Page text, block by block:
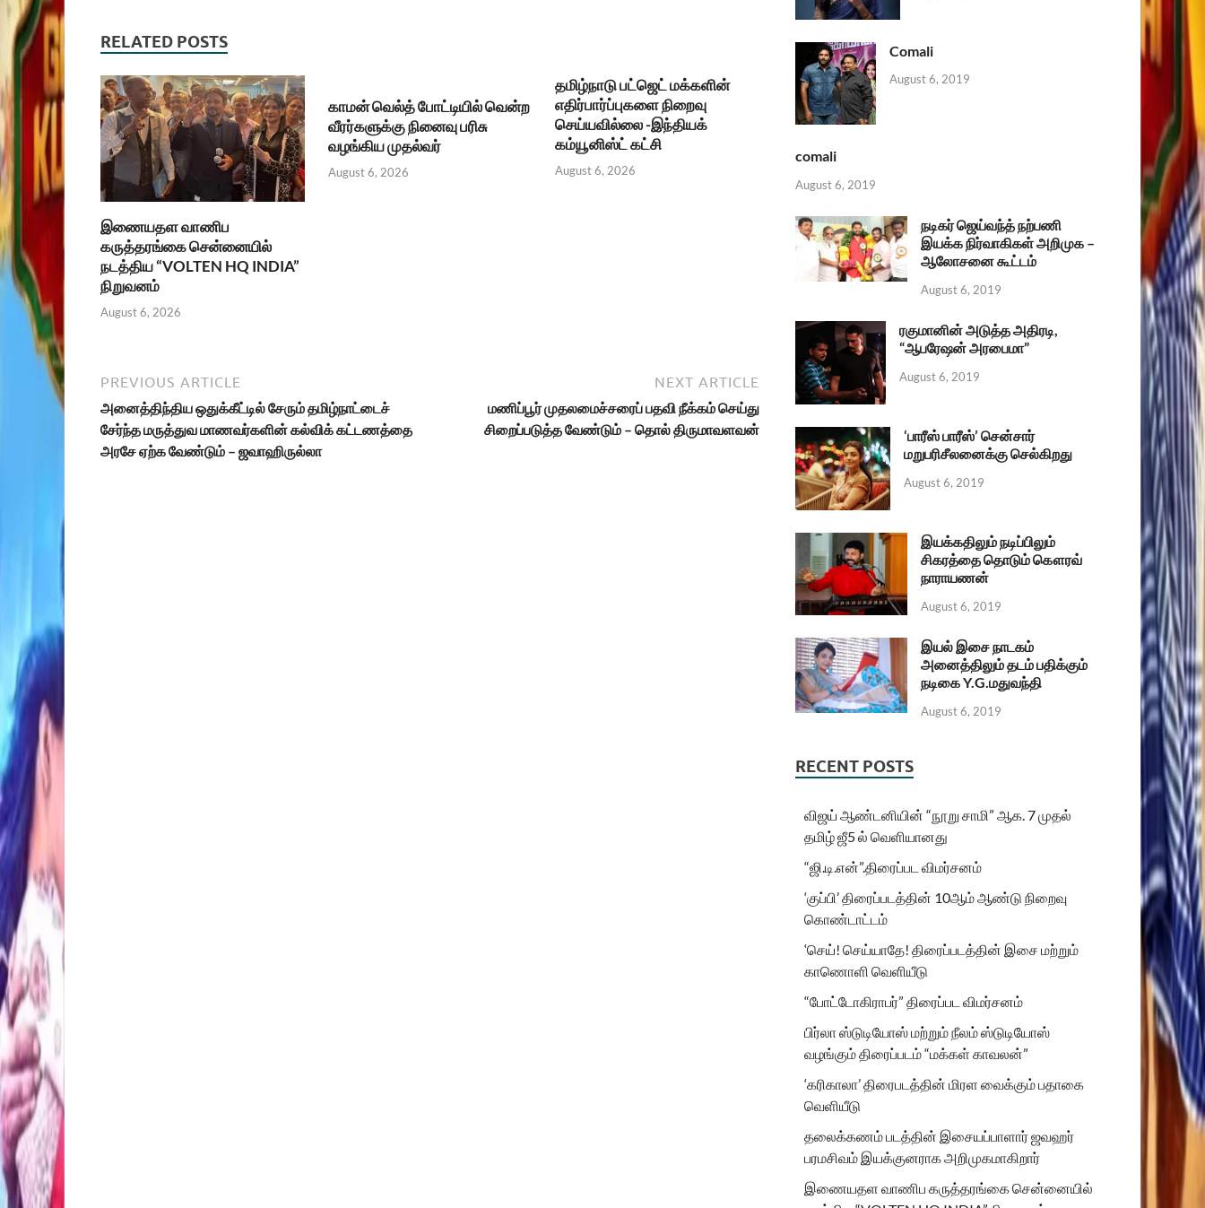
RELATED POSTS
இணையதள வாணிப
கருத்தரங்கை சென்னையில்
நடத்திய “VOLTEN HQ INDIA”
நிறுவனம்
August 6, 2026
காமன் வெல்த் போட்டியில் வென்ற
வீரர்களுக்கு நினைவு பரிசு
வழங்கிய முதல்வர்
August 6, 2026
தமிழ்நாடு பட்ஜெட் மக்களின்
எதிர்பார்ப்புகளை நிறைவு
செய்யவில்லை -இந்தியக்
கம்யூனிஸ்ட் கட்சி
August 6, 2026
PREVIOUS ARTICLE
அனைத்திந்திய ஒதுக்கீட்டில் சேரும் தமிழ்நாட்டைச்
சேர்ந்த மருத்துவ மாணவர்களின் கல்விக் கட்டணத்தை
அரசே ஏற்க வேண்டும் – ஜவாஹிருல்லா
NEXT ARTICLE
மணிப்பூர் முதலமைச்சரைப் பதவி நீக்கம் செய்து
சிறைப்படுத்த வேண்டும் – தொல் திருமாவளவன்
Comali
August 6, 2019
comali
August 6, 2019
நடிகர் ஜெய்வந்த் நற்பணி
இயக்க நிர்வாகிகள் அறிமுக –
ஆலோசனை கூட்டம்
August 6, 2019
ரகுமானின் அடுத்த அதிரடி,
“ஆபரேஷன் அரபைமா”
August 6, 2019
‘பாரீஸ் பாரீஸ்’ சென்சார்
மறுபரிசீலனைக்கு செல்கிறது
August 6, 2019
இயக்கதிலும் நடிப்பிலும்
சிகரத்தை தொடும் கௌரவ்
நாராயணன்
August 6, 2019
இயல் இசை நாடகம்
அனைத்திலும் தடம் பதிக்கும்
நடிகை Y.G.மதுவந்தி
August 6, 2019
RECENT POSTS
விஜய் ஆண்டனியின் “நூறு சாமி” ஆக. 7 முதல்
தமிழ் ஜீ5 ல் வெளியானது
“ஜி.டி.என்”.திரைப்பட விமர்சனம்
‘குப்பி’ திரைப்படத்தின் 10ஆம் ஆண்டு நிறைவு
கொண்டாட்டம்
‘செய்! செய்யாதே! திரைப்படத்தின் இசை மற்றும்
காணொளி வெளியீடு
“போட்டோகிராபர்” திரைப்பட விமர்சனம்
பிர்லா ஸ்டுடியோஸ் மற்றும் நீலம் ஸ்டுடியோஸ்
வழங்கும் திரைப்படம் “மக்கள் காவலன்”
‘கரிகாலா’ திரைபடத்தின் மிரள வைக்கும் பதாகை
வெளியீடு
தலைக்கணம் படத்தின் இசையப்பாளார் ஜவஹர்
பரமசிவம் இயக்குனராக அறிமுகமாகிறார்
இணையதள வாணிப கருத்தரங்கை சென்னையில்